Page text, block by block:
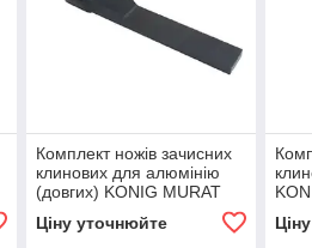
Комплект ножів зачисних
клинових для алюмінію
(довгих) KONIG MURAT
Ціну уточнюйте